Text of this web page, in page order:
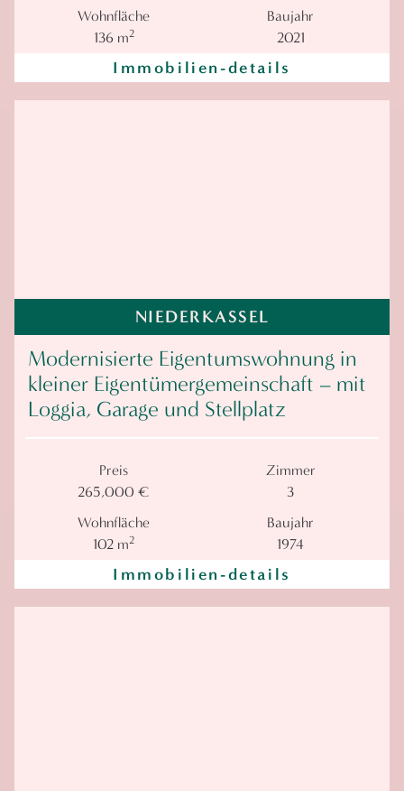
Wohnfläche
136 m2
Baujahr
2021
Immobilien-details
NIEDERKASSEL
Modernisierte Eigentumswohnung in
kleiner Eigentümergemeinschaft – mit
Loggia, Garage und Stellplatz
Preis
265,000 €
Zimmer
3
Wohnfläche
102 m2
Baujahr
1974
Immobilien-details